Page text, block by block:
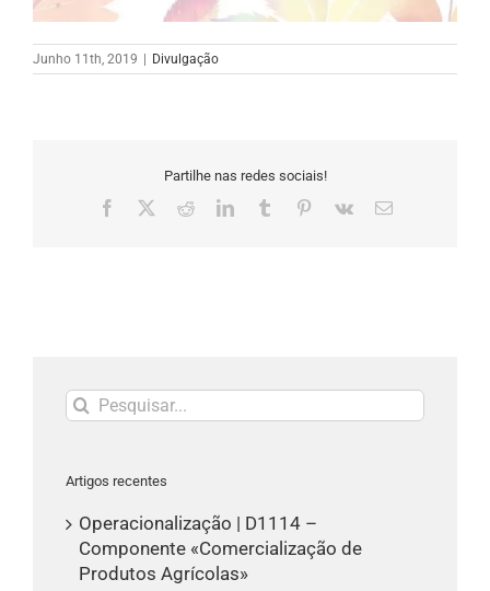
Junho 11th, 2019 Divulgação
Partilhe nas redes sociais!
Facebook RedditLinkedInTumblr Pinterest
Vk
Email
Pesquisar
Artigos recentes
Operacionalização | D1114 –
Componente «Comercialização de
Produtos Agrícolas»